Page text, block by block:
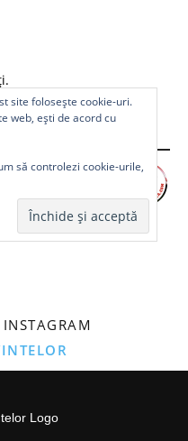
site folosește cookie-uri.
web, ești de acord cu
să controlezi cookie-urile,